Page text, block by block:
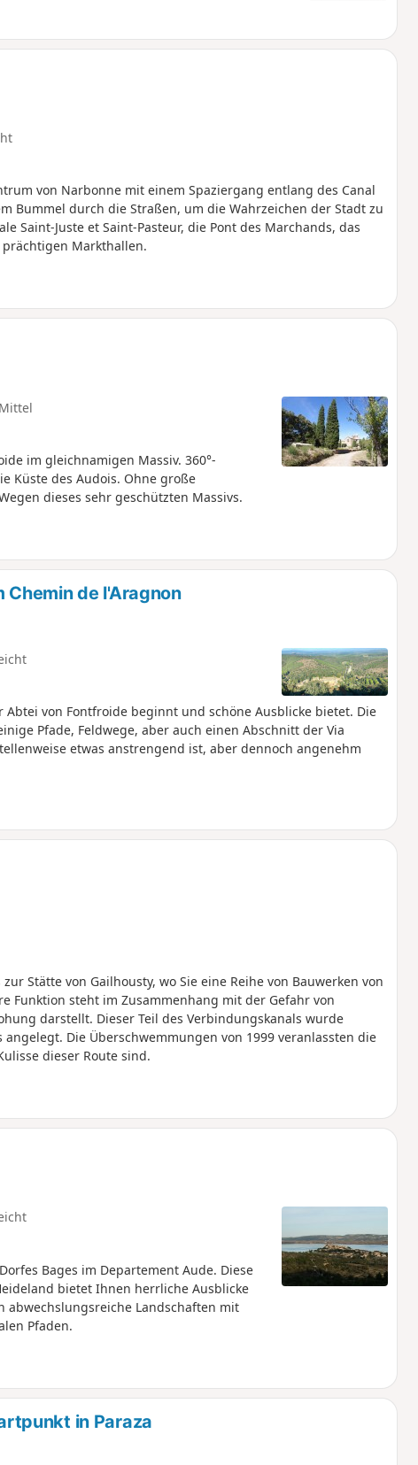
von Narbonne mit einem Spaziergang entlang des Canal
Bummel durch die Straßen, um die Wahrzeichen der Stadt zu
Saint-Juste et Saint-Pasteur, die Pont des Marchands, das
Markthallen.
Mittel
im gleichnamigen Massiv. 360°-
Küste des Audois. Ohne große
dieses sehr geschützten Massivs.
Chemin de l'Aragnon
von Fontfroide beginnt und schöne Ausblicke bietet. Die
Pfade, Feldwege, aber auch einen Abschnitt der Via
etwas anstrengend ist, aber dennoch angenehm
Stätte von Gailhousty, wo Sie eine Reihe von Bauwerken von
Funktion steht im Zusammenhang mit der Gefahr von
darstellt. Dieser Teil des Verbindungskanals wurde
Die Überschwemmungen von 1999 veranlassten die
dieser Route sind.
Bages im Departement Aude. Diese
bietet Ihnen herrliche Ausblicke
abwechslungsreiche Landschaften mit
Pfaden.
in Paraza